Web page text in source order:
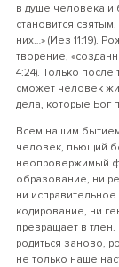
в душе человека и
становится
них…» (Иез 11:19).
творение,
4:24). Только
сможет человек
дела, которые Бог
Всем нашим
человек, пьющий
неопровержимый
образование, ни
ни
кодирование, ни
превращает в
родиться заново,
не только наше